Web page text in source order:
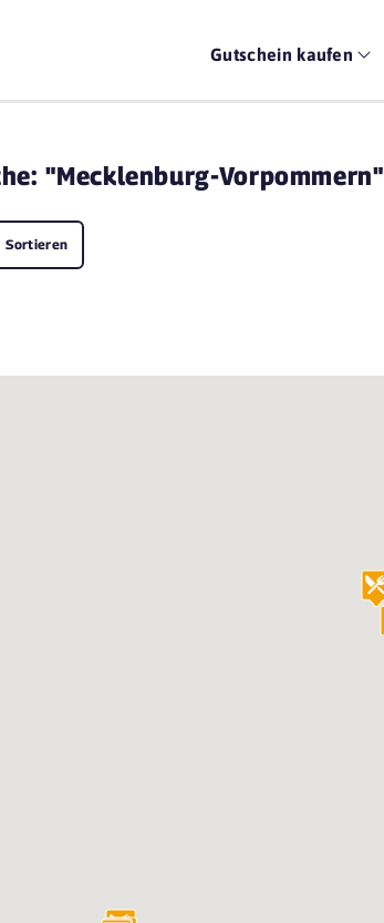
Gutschein kaufen
"Mecklenburg-Vorpommern"
Sortieren